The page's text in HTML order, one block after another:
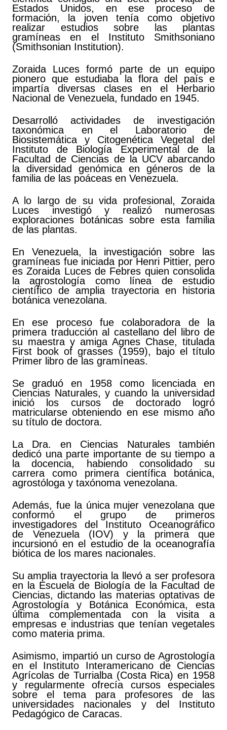
Estados Unidos, en ese proceso de
formación, la joven tenía como objetivo
realizar estudios sobre las plantas
gramíneas en el Instituto Smithsoniano
(Smithsonian Institution).
Zoraida Luces formó parte de un equipo
pionero que estudiaba la flora del país e
impartía diversas clases en el Herbario
Nacional de Venezuela, fundado en 1945.
Desarrolló actividades de investigación
taxonómica en el Laboratorio de
Biosistemática y Citogenética Vegetal del
Instituto de Biología Experimental de la
Facultad de Ciencias de la UCV abarcando
la diversidad genómica en géneros de la
familia de las poáceas en Venezuela.
A lo largo de su vida profesional, Zoraida
Luces investigó y realizó numerosas
exploraciones botánicas sobre esta familia
de las plantas.
En Venezuela, la investigación sobre las
gramíneas fue iniciada por Henri Pittier, pero
es Zoraida Luces de Febres quien consolida
la agrostología como línea de estudio
científico de amplia trayectoria en historia
botánica venezolana.
En ese proceso fue colaboradora de la
primera traducción al castellano del libro de
su maestra y amiga Agnes Chase, titulada
First book of grasses (1959), bajo el título
Primer libro de las gramíneas.
Se graduó en 1958 como licenciada en
Ciencias Naturales, y cuando la universidad
inició los cursos de doctorado logró
matricularse obteniendo en ese mismo año
su título de doctora.
La Dra. en Ciencias Naturales también
dedicó una parte importante de su tiempo a
la docencia, habiendo consolidado su
carrera como primera científica botánica,
agrostóloga y taxónoma venezolana.
Además, fue la única mujer venezolana que
conformó el grupo de primeros
investigadores del Instituto Oceanográfico
de Venezuela (IOV) y la primera que
incursionó en el estudio de la oceanografía
biótica de los mares nacionales.
Su amplia trayectoria la llevó a ser profesora
en la Escuela de Biología de la Facultad de
Ciencias, dictando las materias optativas de
Agrostología y Botánica Económica, esta
última complementada con la visita a
empresas e industrias que tenían vegetales
como materia prima.
Asimismo, impartió un curso de Agrostología
en el Instituto Interamericano de Ciencias
Agrícolas de Turrialba (Costa Rica) en 1958
y regularmente ofrecía cursos especiales
sobre el tema para profesores de las
universidades nacionales y del Instituto
Pedagógico de Caracas.